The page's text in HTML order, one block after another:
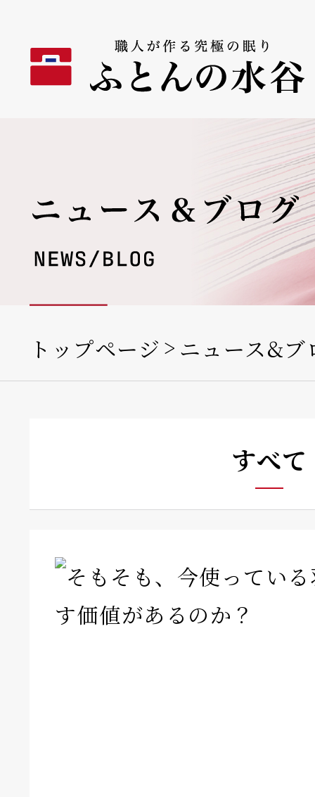
トップページ ニュース&ブ
すべて